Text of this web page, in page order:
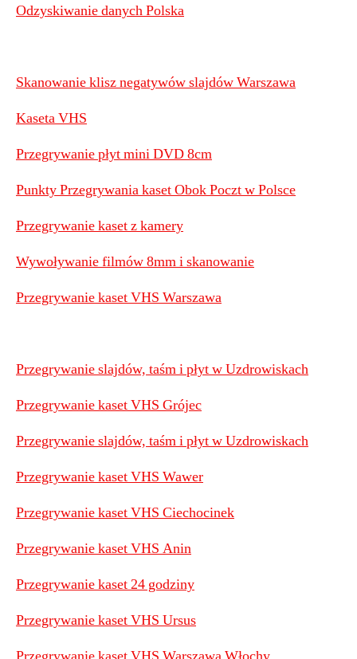
Odzyskiwanie danych Polska
Skanowanie klisz negatywów slajdów Warszawa
Kaseta VHS
Przegrywanie płyt mini DVD 8cm
Punkty Przegrywania kaset Obok Poczt w Polsce
Przegrywanie kaset z kamery
Wywoływanie filmów 8mm i skanowanie
Przegrywanie kaset VHS Warszawa
Przegrywanie slajdów, taśm i płyt w Uzdrowiskach
Przegrywanie kaset VHS Grójec
Przegrywanie slajdów, taśm i płyt w Uzdrowiskach
Przegrywanie kaset VHS Wawer
Przegrywanie kaset VHS Ciechocinek
Przegrywanie kaset VHS Anin
Przegrywanie kaset 24 godziny
Przegrywanie kaset VHS Ursus